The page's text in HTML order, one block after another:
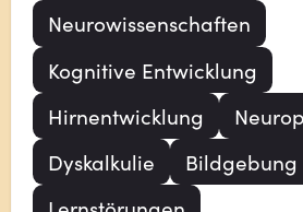
Neurowissenschaften
Kognitive Entwicklung
Hirnentwicklung
Dyskalkulie
Bildgebung